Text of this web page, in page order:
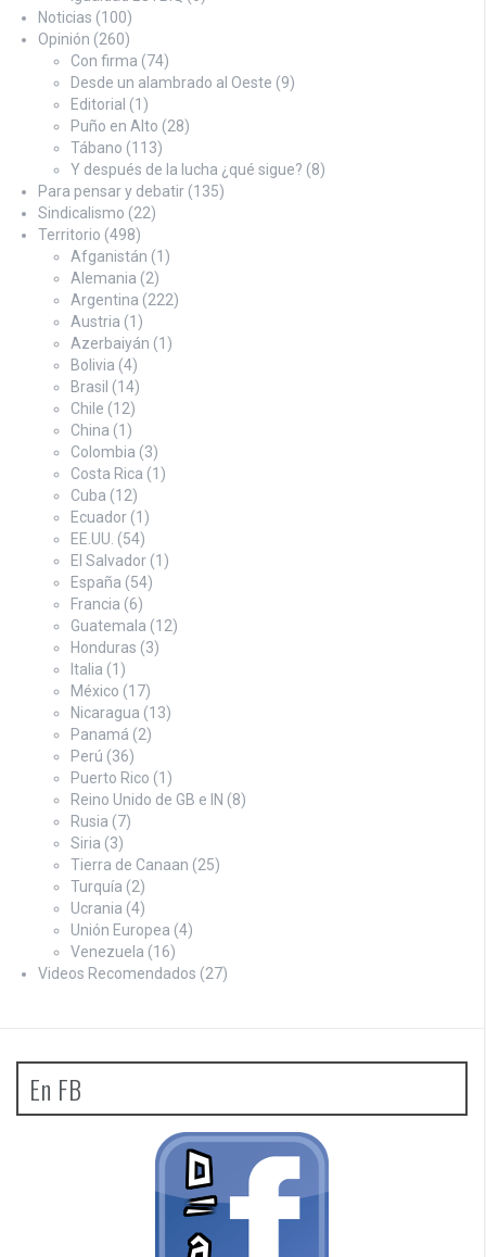
Noticias (100)
Opinión (260)
Con firma (74)
Desde un alambrado al Oeste (9)
Editorial (1)
Puño en Alto (28)
Tábano (113)
Y después de la lucha ¿qué sigue? (8)
Para pensar y debatir (135)
Sindicalismo (22)
Territorio (498)
Afganistán (1)
Alemania (2)
Argentina (222)
Austria (1)
Azerbaiyán (1)
Bolivia (4)
Brasil (14)
Chile (12)
China (1)
Colombia (3)
Costa Rica (1)
Cuba (12)
Ecuador (1)
EE.UU. (54)
El Salvador (1)
España (54)
Francia (6)
Guatemala (12)
Honduras (3)
Italia (1)
México (17)
Nicaragua (13)
Panamá (2)
Perú (36)
Puerto Rico (1)
Reino Unido de GB e IN (8)
Rusia (7)
Siria (3)
Tierra de Canaan (25)
Turquía (2)
Ucrania (4)
Unión Europea (4)
Venezuela (16)
Videos Recomendados (27)
En FB